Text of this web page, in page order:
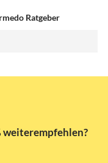
Ratgeber
weiterempfehlen?